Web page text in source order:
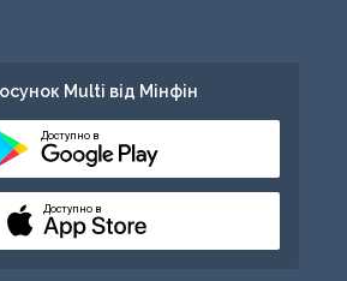
Multi від Мінфін
Доступно в
Доступно в